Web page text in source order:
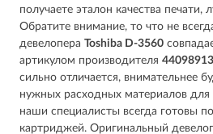
получаете эталон качества
Обратите внимание, то что не
девелопера Toshiba D-3560
артикулом производителя
сильно отличается, внимательнее
нужных расходных материалов для
наши специалисты всегда готовы
картриджей. Оригинальный